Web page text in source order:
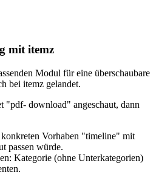
mit itemz
Modul für eine überschaubare
bei itemz gelandet.
"pdf- download" angeschaut, dann
konkreten Vorhaben "timeline" mit
passen würde.
Kategorie (ohne Unterkategorien)